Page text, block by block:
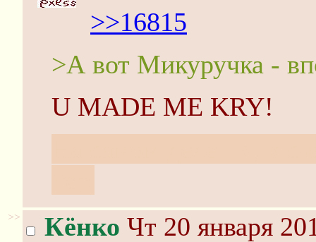
>>16815
>А вот Микуручка -
U MADE ME KRY!
>> Кёнко Чт 20 января